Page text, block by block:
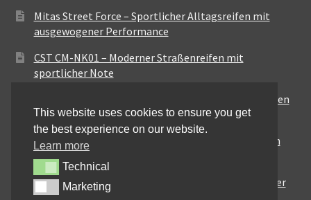
Mitas Street Force – Sportlicher Alltagsreifen mit
ausgewogener Performance
CST CM-NK01 – Moderner Straßenreifen mit
sportlicher Note
Maxxis MA-ST3 – Ausgewogener Sport-Touring-Reifen
für vielseitige Einsätze
Pirelli City Demon – Zuverlässigkeit für den urbanen
Alltag
Metzeler Perfect ME77 – Klassische Optik mit solider
Straßenperformance
This website uses cookies to ensure you get
the best experience on our website.
Learn more
TechnicalTechnical
MarketingMarketing